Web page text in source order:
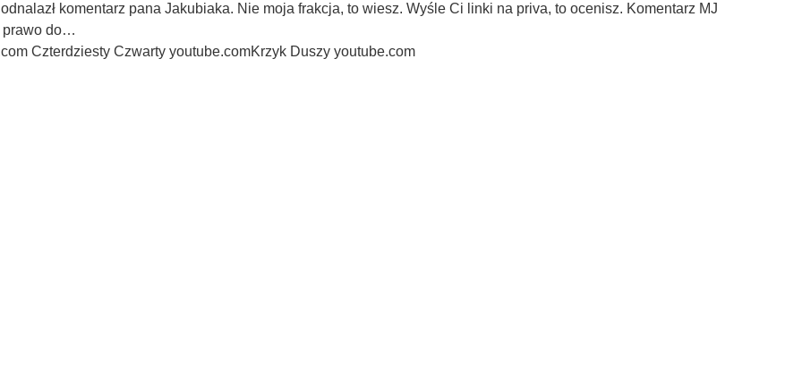
komentarz pana Jakubiaka. Nie moja frakcja, to wiesz. Wyśle Ci linki na priva, to ocenisz. Komentarz MJ
prawo do…
Czterdziesty Czwarty youtube.comKrzyk Duszy youtube.com